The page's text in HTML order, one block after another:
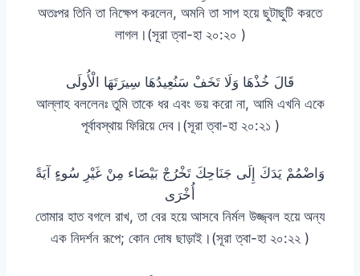
অতঃপর তিনি তা নিক্ষেপ করলেন, অমনি তা সাপ হয়ে ছুটাছুটি করতে
লাগল।(সূরা ত্বা-হা ২০:২০ )
قَالَ خُذْهَا وَلَا تَخَفْ سَنُعِيدُهَا سِيرَتَهَا الْأُولَى
আল্লাহ বললেনঃ তুমি তাকে ধর এবং ভয় করো না, আমি এখনি একে
পূর্বাবস্থায় ফিরিয়ে দেব।(সূরা ত্বা-হা ২০:২১ )
وَاضْمُمْ يَدَكَ إِلَى جَنَاحِكَ تَخْرُجْ بَيْضَاء مِنْ غَيْرِ سُوءٍ آيَةً
أُخْرَى
তোমার হাত বগলে রাখ, তা বের হয়ে আসবে নির্মল উজ্জ্বল হয়ে অন্য
এক নিদর্শন রূপে; কোন দোষ ছাড়াই।(সূরা ত্বা-হা ২০:২২ )